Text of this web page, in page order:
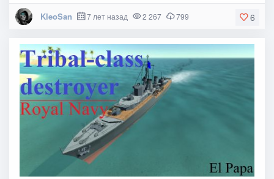
6
KleoSan 7 лет назад 2 267 799